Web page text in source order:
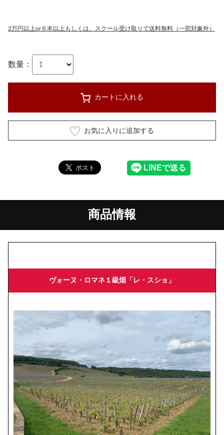
2万円以上or６本以上もしくは、スクール受け取りで送料無料（一部対象外）
数量：
カートに入れる
お気に入りに追加する
商品情報
ヴォーヌ・ロマネ１級畑「レ・スショ」